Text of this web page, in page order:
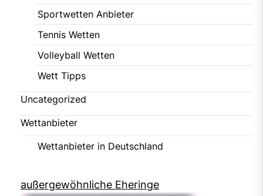
Sportwetten Anbieter
Tennis Wetten
Volleyball Wetten
Wett Tipps
Uncategorized
Wettanbieter
Wettanbieter in Deutschland
außergewöhnliche Eheringe